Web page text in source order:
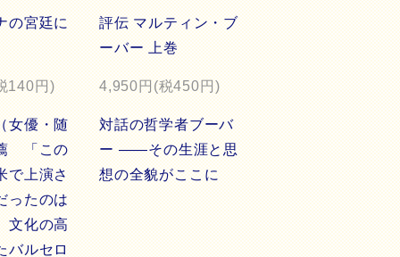
の宮廷に
140円)
女優・随
「この
で上演さ
ったのは
文化の高
バルセロ
評伝 マルティン・ブ
ーバー 上巻
4,950円(税450円)
対話の哲学者ブーバ
ー ――その生涯と思
想の全貌がここに